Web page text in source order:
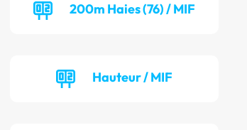
200m Haies (76) / MIF
Hauteur / MIF